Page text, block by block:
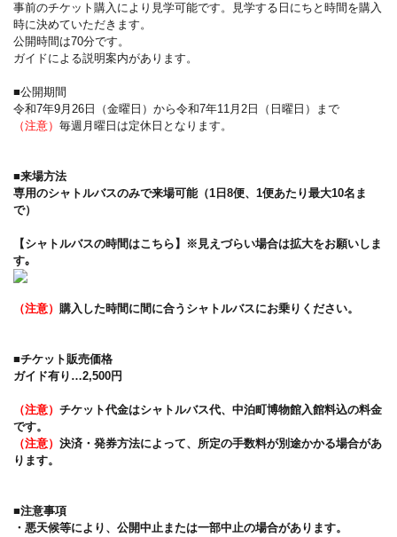
事前のチケット購入により見学可能です。見学する日にちと時間を購入
時に決めていただきます。
公開時間は70分です。
ガイドによる説明案内があります。
■公開期間
令和7年9月26日（金曜日）から令和7年11月2日（日曜日）まで
（注意） 毎週月曜日は定休日となります。
■来場方法
専用のシャトルバスのみで来場可能（1日8便、1便あたり最大10名ま
で）
【シャトルバスの時間はこちら】※見えづらい場合は拡大をお願いしま
す｡
（注意） 購入した時間に間に合うシャトルバスにお乗りください。
■チケット販売価格
ガイド有り…2,500円
（注意） チケット代金はシャトルバス代、中泊町博物館入館料込の料金
です。
（注意） 決済・発券方法によって、所定の手数料が別途かかる場合があ
ります。
■注意事項
・悪天候等により、公開中止または一部中止の場合があります。